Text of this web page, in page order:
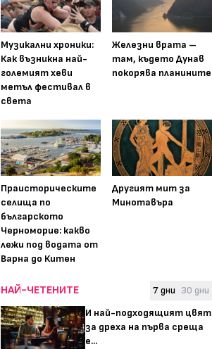
Музикални хроники:
Как възникна най-
големият хеви
метъл фестивал в
света
Железни врата –
там, където Дунав
покорява планините
Праисторическите
селища по
българското
Черноморие: какво
лежи под водата от
Варна до Китен
Другият мит за
Минотавъра
НАЙ-ЧЕТЕНИТЕ 7 дни 30 дни
И най-подходящият цвят
за дреха на първа среща
е...